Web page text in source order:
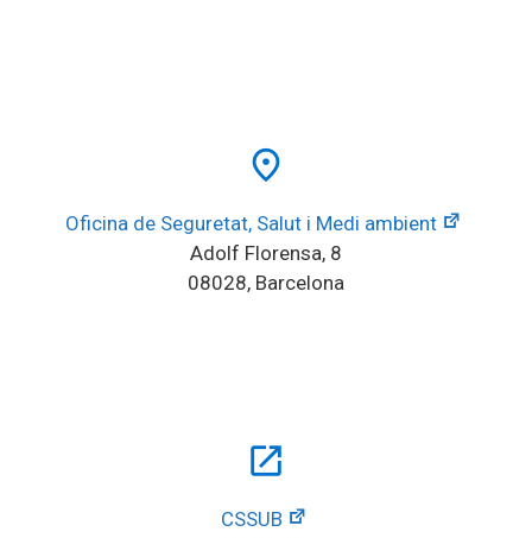
place
Oficina de Seguretat, Salut i Medi ambient
Adolf Florensa, 8
08028, Barcelona
open_in_new
CSSUB